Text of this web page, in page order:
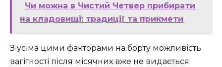
Чи можна в Чистий Четвер прибирати
на кладовищі: традиції та прикмети
З усіма цими факторами на борту можливість
вагітності після місячних вже не видається